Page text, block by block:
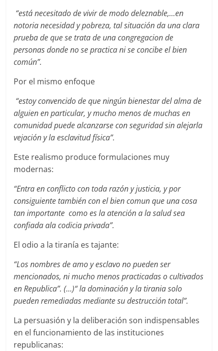
“está necesitado de vivir de modo deleznable,…en
notoria necesidad y pobreza, tal situación da una clara
prueba de que se trata de una congregacion de
personas donde no se practica ni se concibe el bien
común”.
Por el mismo enfoque
“estoy convencido de que ningún bienestar del alma de
alguien en particular, y mucho menos de muchas en
comunidad puede alcanzarse con seguridad sin alejarla
vejación y la esclavitud física”.
Este realismo produce formulaciones muy
modernas:
“Entra en conflicto con toda razón y justicia, y por
consiguiente también con el bien comun que una cosa
tan importante como es la atención a la salud sea
confiada ala codicia privada”.
El odio a la tiranía es tajante:
“Los nombres de amo y esclavo no pueden ser
mencionados, ni mucho menos practicadas o cultivados
en Republica”. (…)“ la dominación y la tirania solo
pueden remediadas mediante su destrucción total”.
La persuasión y la deliberación son indispensables
en el funcionamiento de las instituciones
republicanas: